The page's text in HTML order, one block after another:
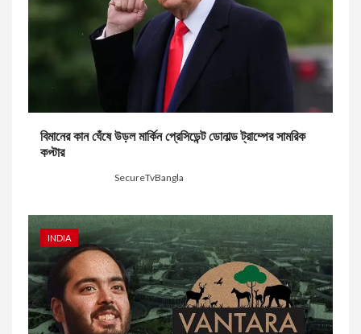
বিমানের কান ঘেঁষে উড়ল মার্কিন প্রেসিডেন্ট ডোনাল্ড ট্রাম্পের সামরিক
কপ্টার
SecureTvBangla
INDIA